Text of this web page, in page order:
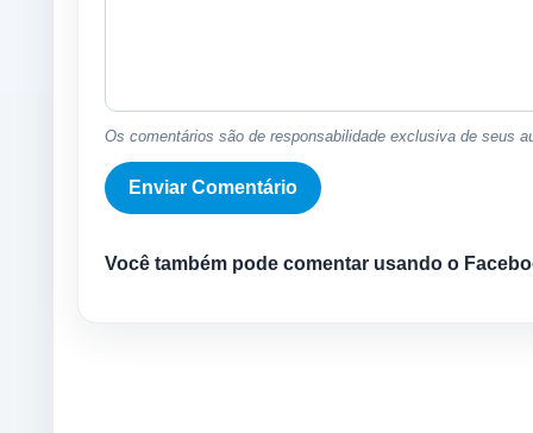
Os comentários são de responsabilidade exclusiva de seus
Você também pode comentar usando o